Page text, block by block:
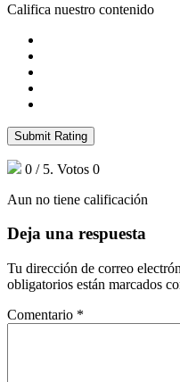
Califica nuestro contenido
Submit Rating
0 / 5. Votos 0
Aun no tiene calificación
Deja una respuesta
Tu dirección de correo
obligatorios están marcados
Comentario *